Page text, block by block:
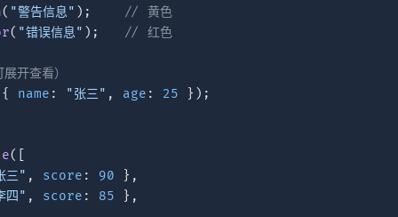
( "警告信息" );
// 黄色
( "错误信息" ); // 红色
开查看）
name : "张三" , age : 25 });
([
三" , score : 90 },
四" , score : 85 },